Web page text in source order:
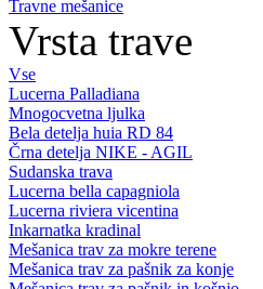
Travne mešanice
Vrsta trave
Vse
Lucerna Palladiana
Mnogocvetna ljulka
Bela detelja huia RD 84
Črna detelja NIKE - AGIL
Sudanska trava
Lucerna bella capagniola
Lucerna riviera vicentina
Inkarnatka kradinal
Mešanica trav za mokre terene
Mešanica trav za pašnik za konje